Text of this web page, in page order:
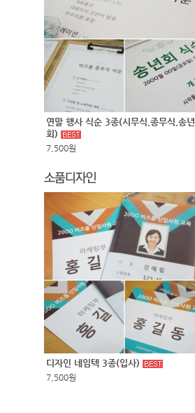
연말 행사 식순 3종(시무식,종무식,송년
회)
7,500원
디자인 네임텍 3종(입사)
7,500원